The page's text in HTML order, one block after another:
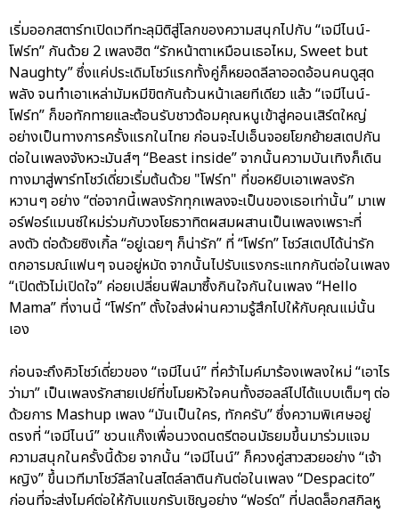
เริ่มออกสตาร์ทเปิดเวทีทะลุมิติสู่โลกของความสนุกไปกับ “เจมีไนน์-
โฟร์ท” กันด้วย 2 เพลงฮิต “รักหน้าตาเหมือนเธอไหม, Sweet but
Naughty” ซึ่งแค่ประเดิมโชว์แรกทั้งคู่ก็หยอดลีลาออดอ้อนคนดูสุด
พลัง จนทำเอาเหล่ามัมหมีขิตกันถ้วนหน้าเลยทีเดียว แล้ว “เจมีไนน์-
โฟร์ท” ก็ขอทักทายและต้อนรับชาวด้อมคุณหนูเข้าสู่คอนเสิร์ตใหญ่
อย่างเป็นทางการครั้งแรกในไทย ก่อนจะไปเอ็นจอยโยกย้ายสเตปกัน
ต่อในเพลงจังหวะมันส์ๆ “Beast inside” จากนั้นความบันเทิงก็เดิน
ทางมาสู่พาร์ทโชว์เดี่ยวเริ่มต้นด้วย "โฟร์ท" ที่ขอหยิบเอาเพลงรัก
หวานๆ อย่าง “ต่อจากนี้เพลงรักทุกเพลงจะเป็นของเธอเท่านั้น” มาเพ
อร์ฟอร์แมนซ์ใหม่ร่วมกับวงโยธวาทิตผสมผสานเป็นเพลงเพราะที่
ลงตัว ต่อด้วยซิงเกิ้ล “อยู่เฉยๆ ก็น่ารัก” ที่ “โฟร์ท” โชว์สเตปได้น่ารัก
ตกอารมณ์แฟนๆ จนอยู่หมัด จากนั้นไปรับแรงกระแทกกันต่อในเพลง
“เปิดตัวไม่เปิดใจ” ค่อยเปลี่ยนฟีลมาซึ้งกินใจกันในเพลง “Hello
Mama” ที่งานนี้ “โฟร์ท” ตั้งใจส่งผ่านความรู้สึกไปให้กับคุณแม่นั้น
เอง
ก่อนจะถึงคิวโชว์เดี่ยวของ “เจมีไนน์” ที่คว้าไมค์มาร้องเพลงใหม่ “เอาไร
ว่ามา” เป็นเพลงรักสายเปย์ที่ขโมยหัวใจคนทั้งฮอลล์ไปได้แบบเต็มๆ ต่อ
ด้วยการ Mashup เพลง “มันเป็นใคร, ทักครับ” ซึ่งความพิเศษอยู่
ตรงที่ “เจมีไนน์” ชวนแก๊งเพื่อนวงดนตรีตอนมัธยมขึ้นมาร่วมแจม
ความสนุกในครั้งนี้ด้วย จากนั้น “เจมีไนน์” ก็ควงคู่สาวสวยอย่าง “เจ้า
หญิง” ขึ้นเวทีมาโชว์ลีลาในสไตล์ลาตินกันต่อในเพลง “Despacito”
ก่อนที่จะส่งไมค์ต่อให้กับแขกรับเชิญอย่าง “ฟอร์ด” ที่ปลดล็อกสกิลหู